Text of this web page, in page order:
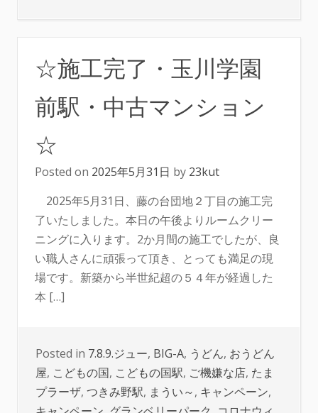
☆施工完了・玉川学園
前駅・中古マンション
☆
Posted on 2025年5月31日 by 23kut
2025年5月31日、藤の台団地２丁目の施工完
了いたしました。本日の午後よりルームクリー
ニングに入ります。2か月間の施工でしたが、良
い職人さんに頑張って頂き、とっても満足の現
場です。新築から半世紀超の５４年が経過した
本 […]
Posted in 7.8.9.ジュー, BIG-A, うどん, おうどん
屋, こどもの国, こどもの国駅, ご機嫌な店, たま
プラーザ, つきみ野駅, まうい～, キャンペーン,